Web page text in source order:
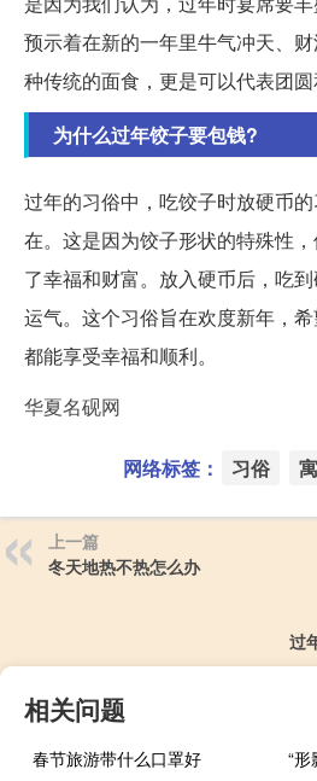
预示着在新的一年里牛气冲天、
种传统的面食，更是可以代表团圆
为什么过年饺子要包钱?
过年的习俗中，吃饺子时放硬币
在。这是因为饺子形状的特殊性
了幸福和财富。放入硬币后，吃
运气。这个习俗旨在欢度新年，
都能享受幸福和顺利。
华夏名砚网
网络标签： 习俗
上一篇
冬天地热不热怎么办
过
相关问题
春节旅游带什么口罩好
“